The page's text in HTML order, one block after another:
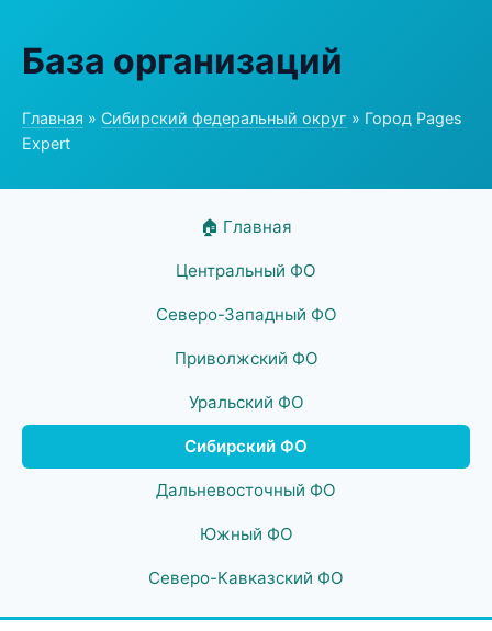
База организаций
Главная » Сибирский федеральный округ » Город Pages
Expert
🏠 Главная
Центральный ФО
Северо-Западный ФО
Приволжский ФО
Уральский ФО
Сибирский ФО
Дальневосточный ФО
Южный ФО
Северо-Кавказский ФО